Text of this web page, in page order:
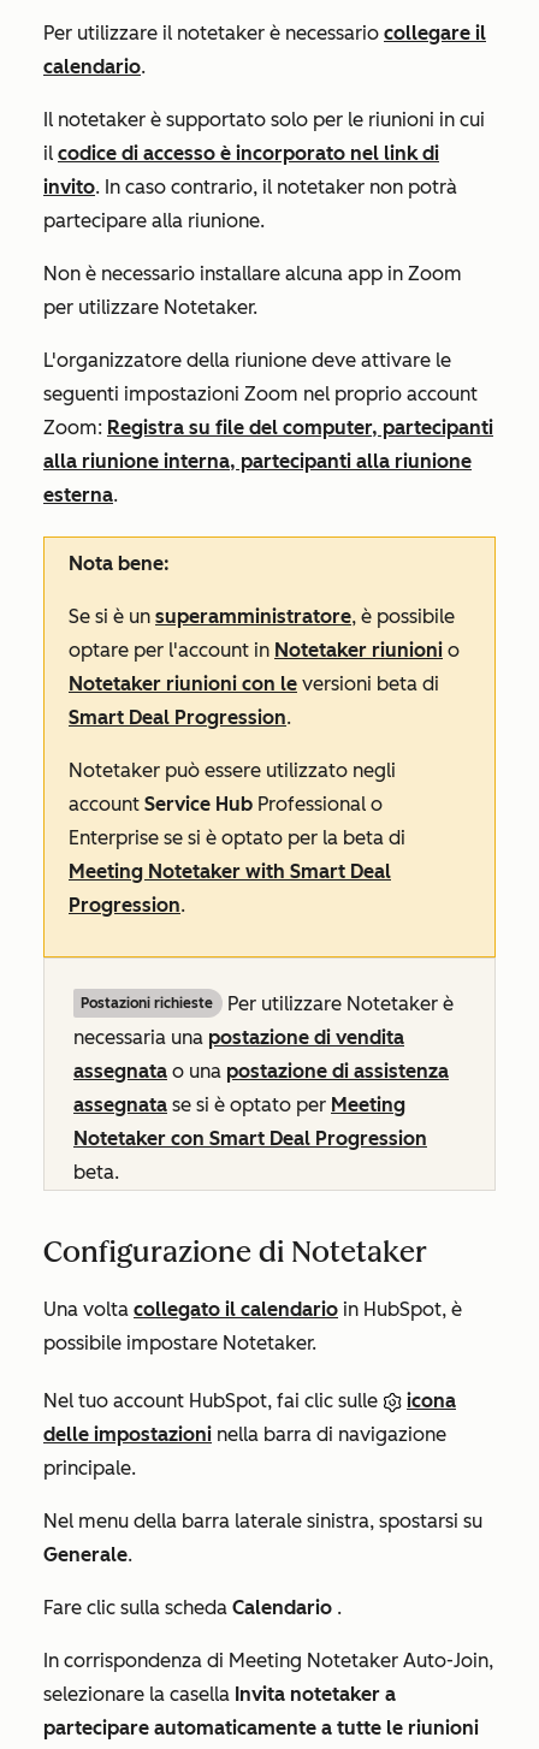
Per utilizzare il notetaker è necessario collegare il
calendario.
Il notetaker è supportato solo per le riunioni in cui
il codice di accesso è incorporato nel link di
invito. In caso contrario, il notetaker non potrà
partecipare alla riunione.
Non è necessario installare alcuna app in Zoom
per utilizzare Notetaker.
L'organizzatore della riunione deve attivare le
seguenti impostazioni Zoom nel proprio account
Zoom: Registra su file del computer, partecipanti
alla riunione interna, partecipanti alla riunione
esterna.
Nota bene:
Se si è un superamministratore, è possibile
optare per l'account in Notetaker riunioni o
Notetaker riunioni con le versioni beta di
Smart Deal Progression.
Notetaker può essere utilizzato negli
account Service Hub Professional o
Enterprise se si è optato per la beta di
Meeting Notetaker with Smart Deal
Progression.
Postazioni richieste
Per utilizzare Notetaker è
necessaria una postazione di vendita
assegnata o una postazione di assistenza
assegnata se si è optato per Meeting
Notetaker con Smart Deal Progression
beta.
Configurazione di Notetaker
Una volta collegato il calendario in HubSpot, è
possibile impostare Notetaker.
Nel tuo account HubSpot, fai clic sulle
icona
delle impostazioni nella barra di navigazione
principale.
Nel menu della barra laterale sinistra, spostarsi su
Generale.
Fare clic sulla scheda Calendario .
In corrispondenza di Meeting Notetaker Auto-Join,
selezionare la casella Invita notetaker a
partecipare automaticamente a tutte le riunioni